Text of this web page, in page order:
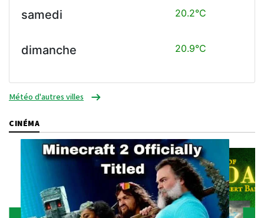
samedi 20.2°C
dimanche 20.9°C
Météo d'autres villes
CINÉMA